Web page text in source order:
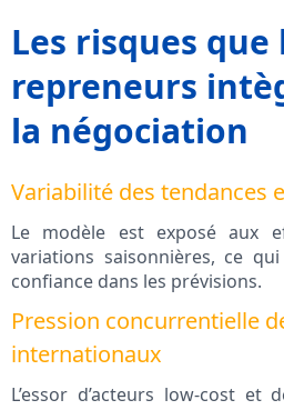
Les risques que
repreneurs
la négociation
Variabilité des tendances
Le modèle est exposé aux
variations saisonnières, ce
confiance dans les prévisions.
Pression concurrentielle
internationaux
L’essor d’acteurs low-cost et